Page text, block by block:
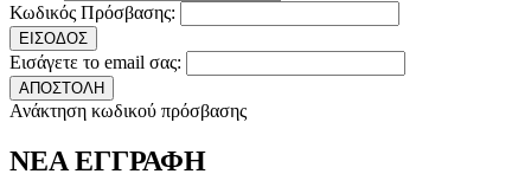
Κωδικός Πρόσβασης:
ΕΙΣΟΔΟΣ
Εισάγετε το email σας:
ΑΠΟΣΤΟΛΗ
Ανάκτηση κωδικού πρόσβασης
ΝΕΑ ΕΓΓΡΑΦΗ